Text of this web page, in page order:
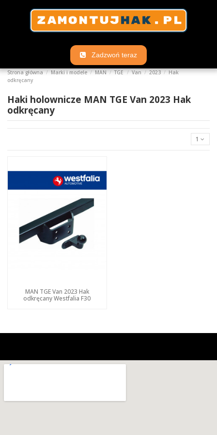
Zadzwoń teraz
Strona główna Marki i modele MAN TGE Van 2023
Hak
odkręcany
Haki holownicze MAN TGE Van 2023 Hak
odkręcany
1
MAN TGE Van 2023 Hak
odkręcany Westfalia F30